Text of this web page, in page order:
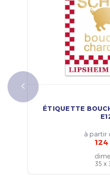
ÉTIQUETTE
à partir
124
35 x